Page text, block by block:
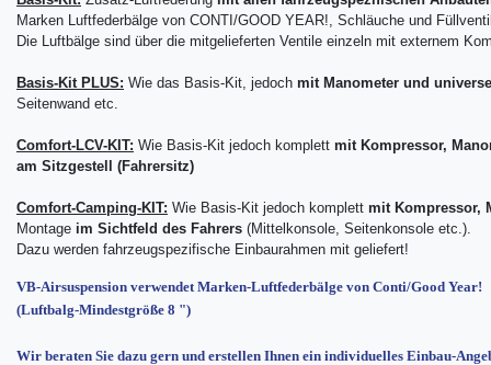
Marken Luftfederbälge von CONTI/GOOD YEAR!, Schläuche und
Die Luftbälge sind über die mitgelieferten Ventile einzeln mit externem
Basis-Kit PLUS: Wie das Basis-Kit, jedoch mit Manometer und
Seitenwand etc.
Comfort-LCV-KIT: Wie Basis-Kit jedoch komplett mit Kompressor,
am Sitzgestell (Fahrersitz)
Comfort-Camping-KIT: Wie Basis-Kit jedoch komplett mit Kompressor,
Montage im Sichtfeld des Fahrers (Mittelkonsole, Seitenkonsole etc.).
Dazu werden fahrzeugspezifische Einbaurahmen mit geliefert!
VB-Airsuspension verwendet Marken-Luftfederbälge von Conti/Good Year!
(Luftbalg-Mindestgröße 8 ")
Wir beraten Sie dazu gern und erstellen Ihnen ein individuelles Einbau-